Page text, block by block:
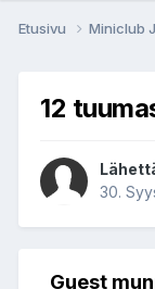
Etusivu Miniclub
12
30.
Guest